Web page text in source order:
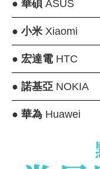
● 華碩 ASUS
● 小米Xiaomi
● 宏達電HTC
● 諾基亞NOKIA
● 華為Huawei